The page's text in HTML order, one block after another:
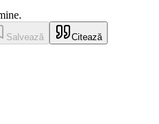
Salvează Citează